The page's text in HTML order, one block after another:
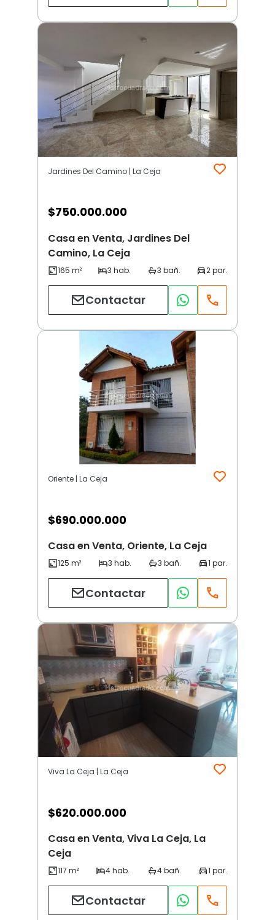
Jardines Del Camino | La Ceja
$750.000.000
Casa en Venta, Jardines Del
Camino, La Ceja
Contactar
Oriente | La Ceja
$690.000.000
Casa en Venta, Oriente, La Ceja
Contactar
Viva La Ceja | La Ceja
$620.000.000
Casa en Venta, Viva La Ceja, La
Ceja
Contactar